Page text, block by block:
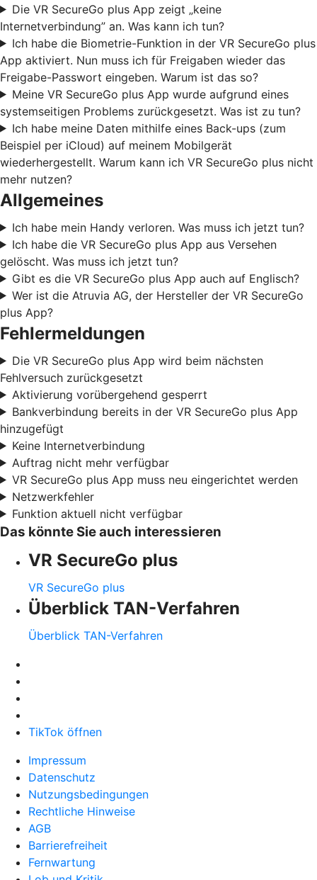
Die VR SecureGo plus App zeigt „keine
Internetverbindung” an. Was kann ich tun?
Ich habe die Biometrie-Funktion in der VR SecureGo plus
App aktiviert. Nun muss ich für Freigaben wieder das
Freigabe-Passwort eingeben. Warum ist das so?
Meine VR SecureGo plus App wurde aufgrund eines
systemseitigen Problems zurückgesetzt. Was ist zu tun?
Ich habe meine Daten mithilfe eines Back-ups (zum
Beispiel per iCloud) auf meinem Mobilgerät
wiederhergestellt. Warum kann ich VR SecureGo plus nicht
mehr nutzen?
Allgemeines
Ich habe mein Handy verloren. Was muss ich jetzt tun?
Ich habe die VR SecureGo plus App aus Versehen
gelöscht. Was muss ich jetzt tun?
Gibt es die VR SecureGo plus App auch auf Englisch?
Wer ist die Atruvia AG, der Hersteller der VR SecureGo
plus App?
Fehlermeldungen
Die VR SecureGo plus App wird beim nächsten
Fehlversuch zurückgesetzt
Aktivierung vorübergehend gesperrt
Bankverbindung bereits in der VR SecureGo plus App
hinzugefügt
Keine Internetverbindung
Auftrag nicht mehr verfügbar
VR SecureGo plus App muss neu eingerichtet werden
Netzwerkfehler
Funktion aktuell nicht verfügbar
Das könnte Sie auch interessieren
VR SecureGo plus
VR SecureGo plus
Überblick TAN-Verfahren
Überblick TAN-Verfahren
TikTok öffnen
Impressum
Datenschutz
Nutzungsbedingungen
Rechtliche Hinweise
AGB
Barrierefreiheit
Fernwartung